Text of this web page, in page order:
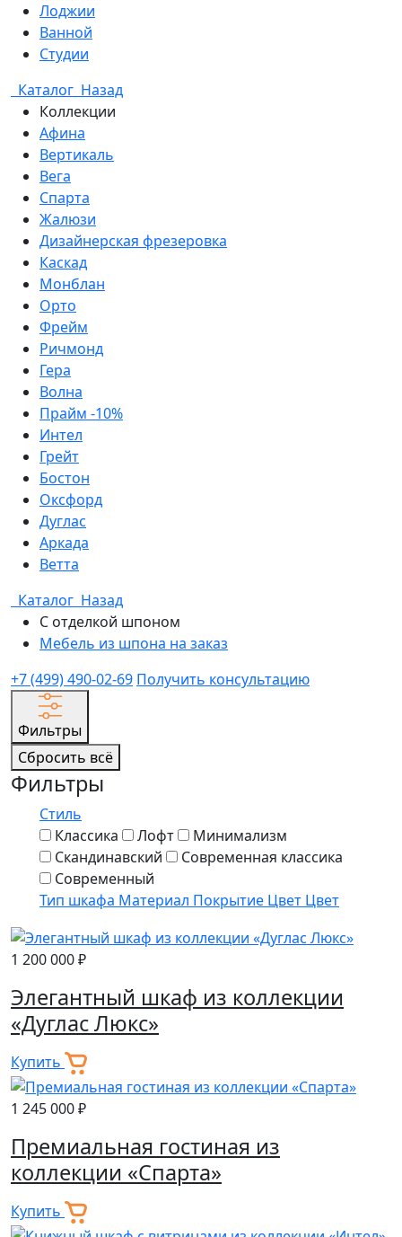
Лоджии
Ванной
Студии
Каталог Назад
Коллекции
Афина
Вертикаль
Вега
Спарта
Жалюзи
Дизайнерская фрезеровка
Каскад
Монблан
Орто
Фрейм
Ричмонд
Гера
Волна
Прайм -10%
Интел
Грейт
Бостон
Оксфорд
Дуглас
Аркада
Ветта
Каталог Назад
С отделкой шпоном
Мебель из шпона на заказ
+7 (499) 490-02-69 Получить консультацию
Фильтры
Сбросить всё
Фильтры
Стиль
Классика
Лофт
Минимализм
Скандинавский
Современная классика
Современный
Тип шкафа Материал Покрытие Цвет Цвет
1 200 000 ₽
Элегантный шкаф из коллекции
«Дуглас Люкс»
Купить
1 245 000 ₽
Премиальная гостиная из
коллекции «Спарта»
Купить